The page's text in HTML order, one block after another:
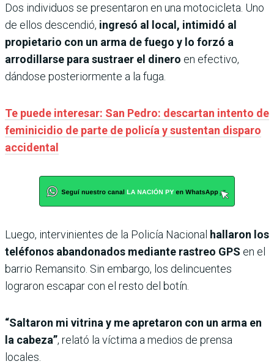
Dos individuos se presentaron en una motocicleta. Uno
de ellos descendió, ingresó al local, intimidó al
propietario con un arma de fuego y lo forzó a
arrodillarse para sustraer el dinero en efectivo,
dándose posteriormente a la fuga.
Te puede interesar: San Pedro: descartan intento de
feminicidio de parte de policía y sustentan disparo
accidental
Luego, intervinientes de la Policía Nacional hallaron los
teléfonos abandonados mediante rastreo GPS en el
barrio Remansito. Sin embargo, los delincuentes
lograron escapar con el resto del botín.
“Saltaron mi vitrina y me apretaron con un arma en
la cabeza”, relató la víctima a medios de prensa
locales.